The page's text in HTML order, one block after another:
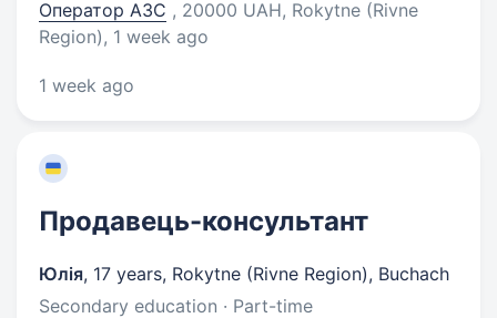
Оператор АЗС , 20000 UAH, Rokytne (Rivne
Region), 1 week ago
1 week ago
Продавець-консультант
Юлія, 17 years, Rokytne (Rivne Region), Buchach
Secondary education · Part-time